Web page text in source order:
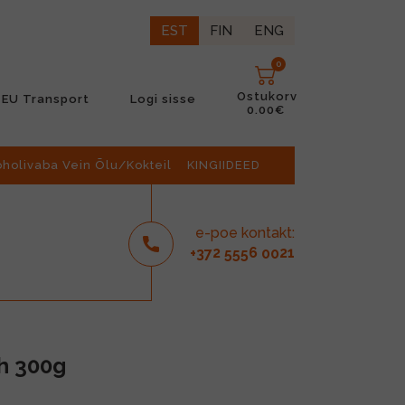
EST FIN ENG
EU Transport Logi sisse
0
Ostukorv
0.00€
Vein Õlu/Kokteil KINGIIDEED
e-poe kontakt:
+372 5556 0021
300g